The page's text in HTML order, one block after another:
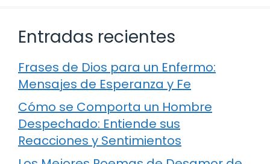
Entradas recientes
Frases de Dios para un Enfermo:
Mensajes de Esperanza y Fe
Cómo se Comporta un Hombre
Despechado: Entiende sus
Reacciones y Sentimientos